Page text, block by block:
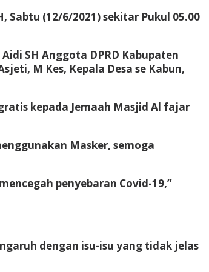
(12/6/2021) sekitar Pukul 05.00
SH Anggota DPRD Kabupaten
M Kes, Kepala Desa se Kabun,
kepada Jemaah Masjid Al fajar
Masker, semoga
penyebaran Covid-19,”
dengan isu-isu yang tidak jelas